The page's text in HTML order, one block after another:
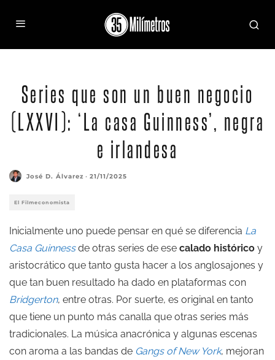
Series que son un buen negocio
(LXXVI): ‘La casa Guinness’, negra
e irlandesa
José D. Álvarez · 21/11/2025
El Filmeconomista
Inicialmente uno puede pensar en qué se diferencia La
Casa Guinnessde otras series de ese calado histórico y
aristocrático que tanto gusta hacer a los anglosajones y
que tan buen resultado ha dado en plataformas con
Bridgerton, entre otras. Por suerte, es original en tanto
que tiene un punto más canalla que otras series más
tradicionales. La música anacrónica y algunas escenas
con aroma a las bandas de Gangs of New York, mejoran